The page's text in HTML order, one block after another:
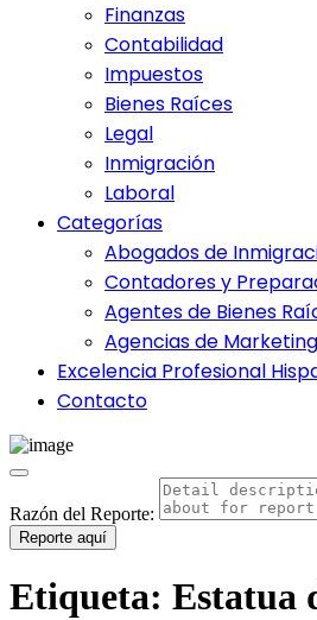
Finanzas
Contabilidad
Impuestos
Bienes Raíces
Legal
Inmigración
Laboral
Categorías
Abogados de
Contadores y
Agentes de Bienes
Agencias de
Excelencia Profesional
Contacto
Razón del Reporte:
Reporte aquí
Etiqueta: Estatua